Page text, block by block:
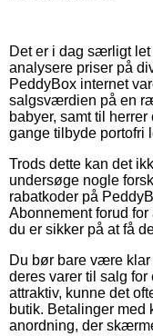
Det er i dag særligt
analysere priser på
PeddyBox internet
salgsværdien på en
babyer, samt til
gange tilbyde portofri
Trods dette kan det
undersøge nogle
rabatkoder på
Abonnement forud
du er sikker på at få
Du bør bare være
deres varer til salg
attraktiv, kunne det
butik. Betalinger med
anordning, der